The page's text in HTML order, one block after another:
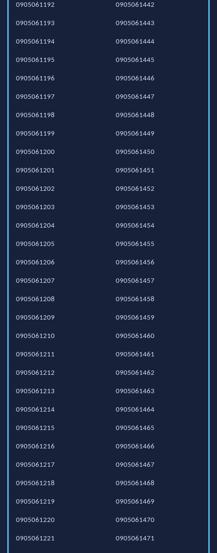
0905061192
0905061193
0905061194
0905061195
0905061196
0905061197
0905061198
0905061199
0905061200
0905061201
0905061202
0905061203
0905061204
0905061205
0905061206
0905061207
0905061208
0905061209
0905061210
0905061211
0905061212
0905061213
0905061214
0905061215
0905061216
0905061217
0905061218
0905061219
0905061220
0905061221
0905061442
0905061443
0905061444
0905061445
0905061446
0905061447
0905061448
0905061449
0905061450
0905061451
0905061452
0905061453
0905061454
0905061455
0905061456
0905061457
0905061458
0905061459
0905061460
0905061461
0905061462
0905061463
0905061464
0905061465
0905061466
0905061467
0905061468
0905061469
0905061470
0905061471